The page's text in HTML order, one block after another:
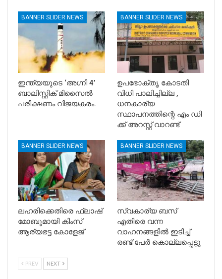
BANNER SLIDER NEWS
ഇന്ത്യയുടെ ‘അഗ്നി 4’
ബാലിസ്റ്റിക് മിസൈൽ
പരീക്ഷണം വിജയകരം.
BANNER SLIDER NEWS
ഉപഭോക്തൃ കോടതി
വിധി പാലിച്ചില്ല ,
ധനകാര്യ
സ്ഥാപനത്തിന്റെ എം ഡി
ക്ക് അറസ്റ്റ് വാറണ്ട്
BANNER SLIDER NEWS
ലഹരിക്കെതിരെ ഫ്ലാഷ്
മോബുമായി കിംസ്
ആര്യഭട്ട കോളേജ്
BANNER SLIDER NEWS
സ്വകാര്യ ബസ്
എതിരെ വന്ന
വാഹനങ്ങളിൽ ഇടിച്ച്
രണ്ട് പേർ കൊല്ലപ്പെട്ടു
PREV NEXT